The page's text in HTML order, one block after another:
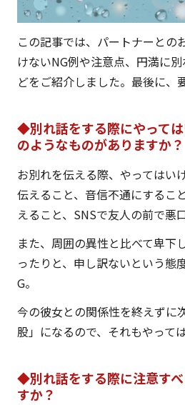
この記事では、パートナーとの
けないNG例や注意点、円満に
どをご紹介しました。最後に、
◆別れ話をする際にやって
のようなものがありますか？
お別れを伝える際、やってはい
伝えること、音信不通にするこ
えること、SNSで友人の前で悪
また、周囲の異性と比べて卑下
ったりと、申し訳ないという態
G。
今の彼女との関係性を終えずに
股」になるので、それもやって
◆別れ話をする際に注意す
すか？